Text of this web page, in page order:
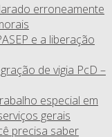
erroneamente
e a liberação
de vigia PcD –
especial em
gerais
precisa saber